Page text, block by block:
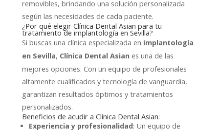
removibles, brindando una solución personalizada
según las necesidades de cada paciente.
¿Por qué elegir Clínica Dental Asian para tu
tratamiento de implantología en Sevilla?
Si buscas una clínica especializada en implantología
en Sevilla, Clínica Dental Asianes una de las
mejores opciones. Con un equipo de profesionales
altamente cualificados y tecnología de vanguardia,
garantizan resultados óptimos y tratamientos
personalizados.
Beneficios de acudir a Clínica Dental Asian:
Experiencia y profesionalidad: Un equipo de